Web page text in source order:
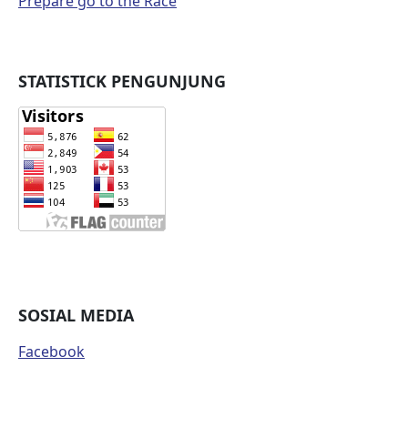
STATISTICK PENGUNJUNG
SOSIAL MEDIA
Facebook